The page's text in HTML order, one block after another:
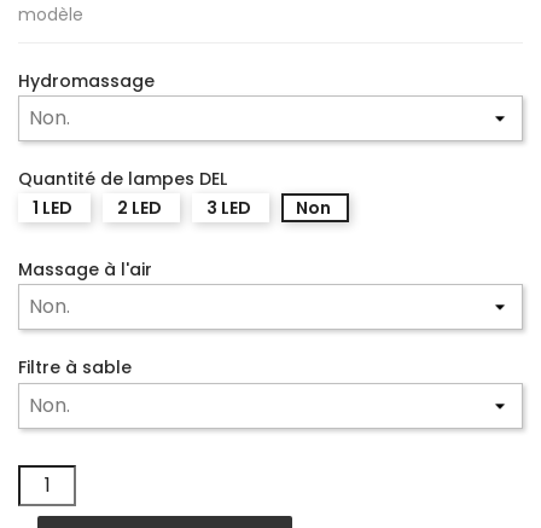
modèle
Hydromassage
Quantité de lampes DEL
1 LED
2 LED 3 LED Non
Massage à l'air
Filtre à sable